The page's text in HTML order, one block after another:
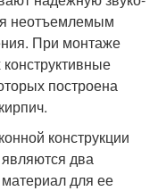
неотъемлемым
При монтаже
построена
конструкции
два
для ее